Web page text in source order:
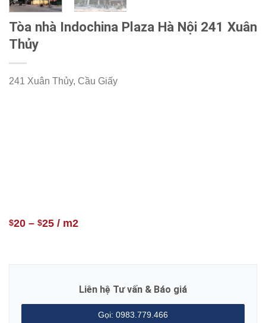
Tòa nhà Indochina Plaza Hà Nội 241 Xuân
Thủy
241 Xuân Thủy, Cầu Giấy
$20 – $25 / m2
Liên hệ Tư vấn & Báo giá
Gọi: 0983.779.466